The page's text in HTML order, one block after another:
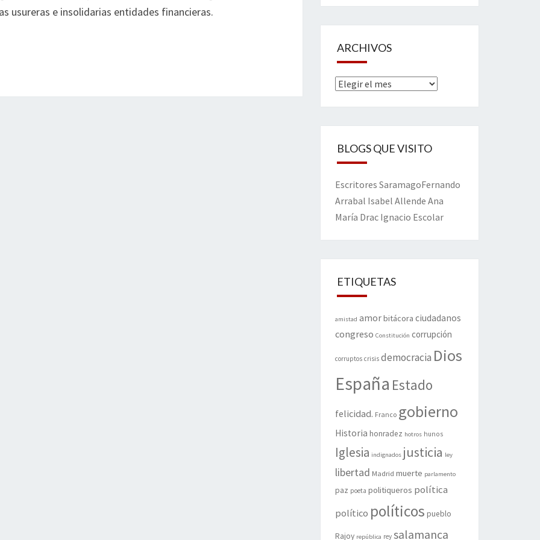
usureras e insolidarias entidades financieras.
ARCHIVOS
Archivos
BLOGS QUE VISITO
Escritores SaramagoFernando
Arrabal Isabel Allende Ana
María Drac Ignacio Escolar
ETIQUETAS
amistad amorbitácora ciudadanos
congreso Constitución corrupción
corruptos crisis democracia Dios
España Estado
felicidad. Franco gobierno
Historia honradez hotros hunos
Iglesia indignados justicia ley
libertad Madrid muerte parlamento
paz poeta politiqueros política
político políticos pueblo
Rajoy república rey salamanca